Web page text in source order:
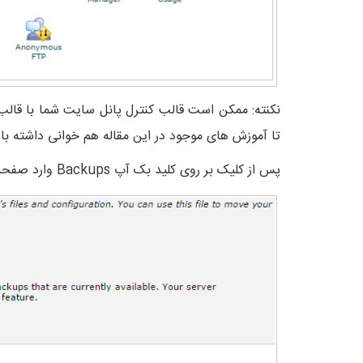
تا آموزش های موجود در این مقاله هم خوانی داشته
پس از کلیک بر روی کلید بک آپ Backups وارد صفحه زیر می شوید.